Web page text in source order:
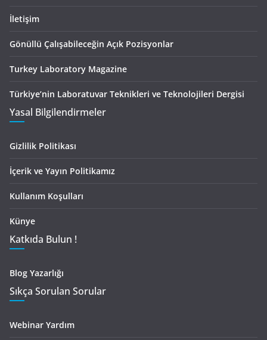
İletişim
Gönüllü Çalışabileceğin Açık Pozisyonlar
Turkey Laboratory Magazine
Türkiye’nin Laboratuvar Teknikleri ve Teknolojileri Dergisi
Yasal Bilgilendirmeler
Gizlilik Politikası
İçerik ve Yayın Politikamız
Kullanım Koşulları
Künye
Katkıda Bulun !
Blog Yazarlığı
Sıkça Sorulan Sorular
Webinar Yardım